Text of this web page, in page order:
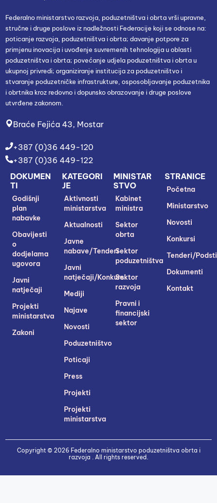
Federalno ministarstvo razvoja, poduzetništva i obrta vrši upravne,
stručne i druge poslove iz nadležnosti Federacije koji se odnose na:
poticanje razvoja, poduzetništva i obrta; davanje potpore za
primjenu inovacija i uvođenje suvremenih tehnologija u oblasti
poduzetništva i obrta; povećanje udjela poduzetništva i obrta u
ukupnoj privredi; organiziranje institucija za poduzetništvo i
stvaranje poduzetničke infrastrukture, osposobljavanje poduzetnika
i obrtnika kroz redovno i dopunsko obrazovanje i druge poslove
utvrđene zakonom.
Braće Fejića 43, Mostar
+387 (0)36 449-120
+387 (0)36 449-122
STRANICE
Početna
Ministarstvo
Novosti
Konkursi
Tenderi/
Dokumenti
Kontakt
MINISTAR
STVO
Kabinet
ministra
Sektor
obrta
Sektor
poduzetništva
Sektor
razvoja
Pravni i
financijski
sektor
KATEGORI
JE
Aktivnosti
ministarstva
Aktualnosti
Javne
nabave/Tenderi
Javni
natječaji/Konkursi
Mediji
Najave
Novosti
Poduzetništvo
Poticaji
Press
Projekti
Projekti
ministarstva
DOKUMEN
TI
Godišnji
plan
nabavke
Obavijesti
o
dodjelama
ugovora
Javni
natječaji
Projekti
ministarstva
Zakoni
Copyright © 2026 Federalno ministarstvo poduzetništva obrta i
razvoja . All rights reserved.